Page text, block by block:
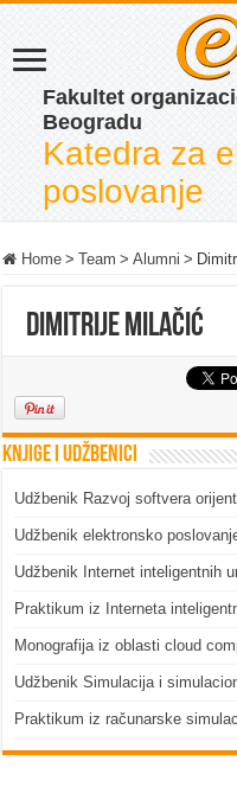
Fakultet
Beogradu
Katedra za
poslovanje
Home > Team > Alumni >
Dimitrije Milačić
Knjige i udžbenici
Udžbenik Razvoj softvera
Udžbenik elektronsko
Udžbenik Internet inteligentnih
Praktikum iz Interneta
Monografija iz oblasti cloud
Udžbenik Simulacija i
Praktikum iz računarske